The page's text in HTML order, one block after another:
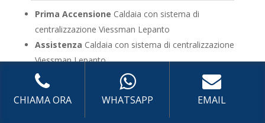
Prima Accensione Caldaia con sistema di
centralizzazione Viessman Lepanto
Assistenza Caldaia con sistema di centralizzazione
Viessman Lepanto
Manutenzione
Caldaia con sistema di
centralizzazione Viessman Lepanto
Riparazione
Caldaia con sistema di centralizzazione
CHIAMA ORA WHATSAPP EMAIL